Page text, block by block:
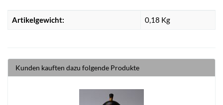
Artikelgewicht: 0,18 Kg
Kunden kauften dazu folgende Produkte